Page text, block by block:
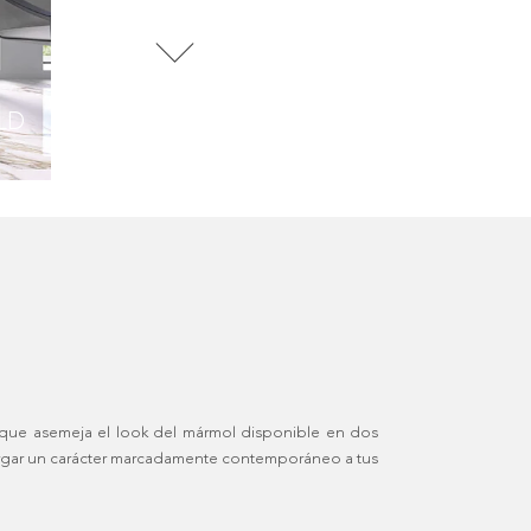
asemeja el look del mármol disponible en dos
un carácter marcadamente contemporáneo a tus